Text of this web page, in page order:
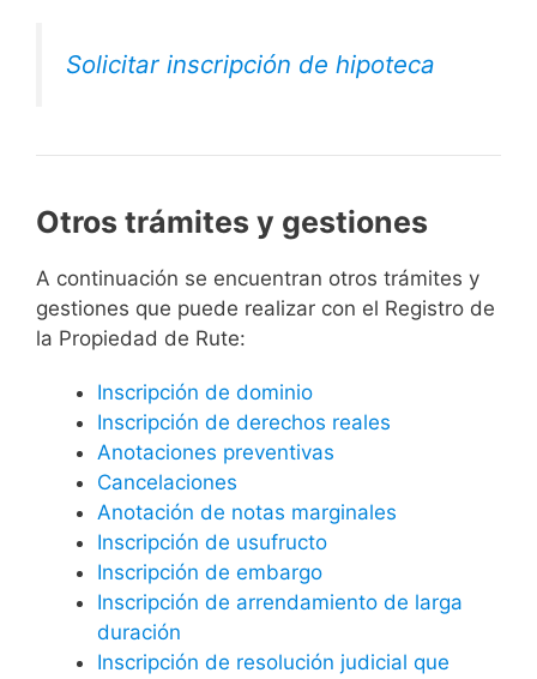
Solicitar inscripción de hipoteca
Otros trámites y gestiones
A continuación se encuentran otros trámites y
gestiones que puede realizar con el Registro de
la Propiedad de Rute:
Inscripción de dominio
Inscripción de derechos reales
Anotaciones preventivas
Cancelaciones
Anotación de notas marginales
Inscripción de usufructo
Inscripción de embargo
Inscripción de arrendamiento de larga
duración
Inscripción de resolución judicial que